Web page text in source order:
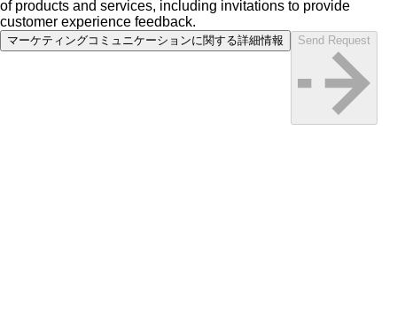
of products and services, including invitations to provide
customer experience feedback.
マーケティングコミュニケーションに関する詳細情報 Send Request